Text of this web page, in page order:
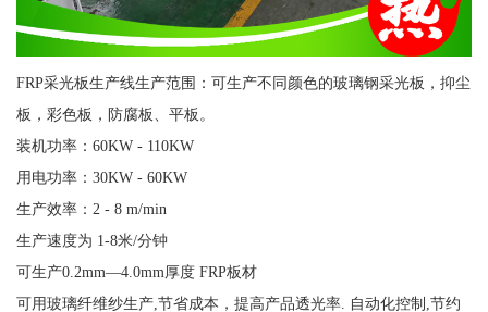
FRP采光板生产线生产范围：可生产不同颜色的玻璃钢采光板，抑尘
板，彩色板，防腐板、平板。
装机功率：60KW - 110KW
用电功率：30KW - 60KW
生产效率：2 - 8 m/min
生产速度为 1-8米/分钟
可生产0.2mm—4.0mm厚度 FRP板材
可用玻璃纤维纱生产,节省成本，提高产品透光率. 自动化控制,节约